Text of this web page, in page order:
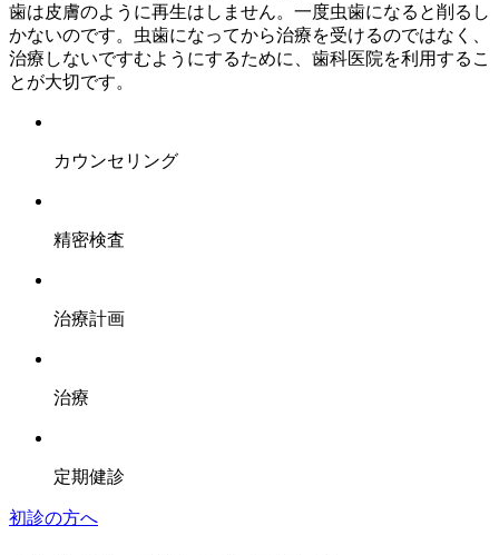
歯は皮膚のように再生はしません。一度虫歯になると削るし
かないのです。虫歯になってから治療を受けるのではなく、
治療しないですむようにするために、歯科医院を利用するこ
とが大切です。
カウンセリング
精密検査
治療計画
治療
定期健診
初診の方へ